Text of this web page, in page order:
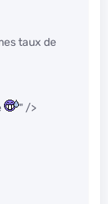
taux de
" />